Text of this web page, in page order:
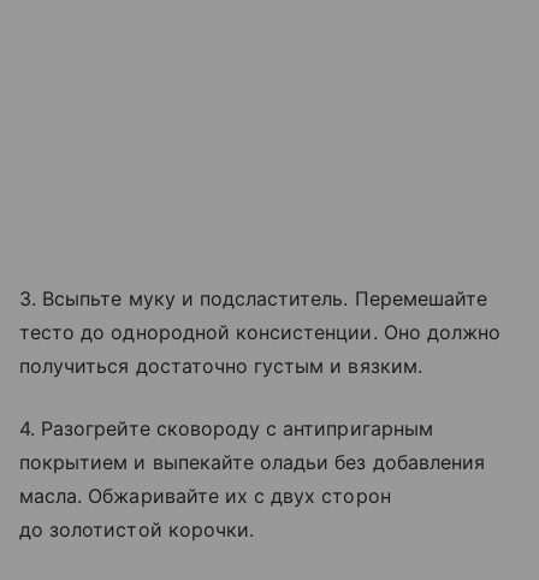
3. Всыпьте муку и подсластитель. Перемешайте
тесто до однородной консистенции. Оно должно
получиться достаточно густым и вязким.
4. Разогрейте сковороду с антипригарным
покрытием и выпекайте оладьи без добавления
масла. Обжаривайте их с двух сторон
до золотистой корочки.